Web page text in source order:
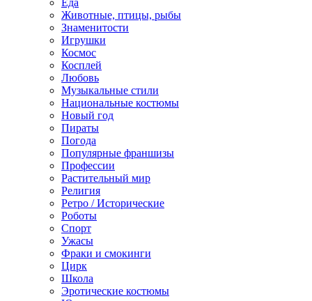
Еда
Животные, птицы, рыбы
Знаменитости
Игрушки
Космос
Косплей
Любовь
Музыкальные стили
Национальные костюмы
Новый год
Пираты
Погода
Популярные франшизы
Профессии
Растительный мир
Религия
Ретро / Исторические
Роботы
Спорт
Ужасы
Фраки и смокинги
Цирк
Школа
Эротические костюмы